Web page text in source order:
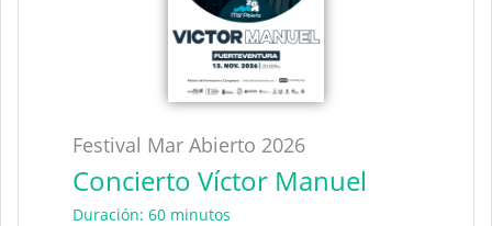
Festival Mar Abierto 2026
Concierto Víctor Manuel
Duración: 60 minutos